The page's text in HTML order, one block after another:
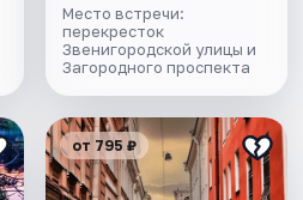
Место встречи:
перекресток
Звенигородской улицы и
Загородного проспекта
от 795 ₽